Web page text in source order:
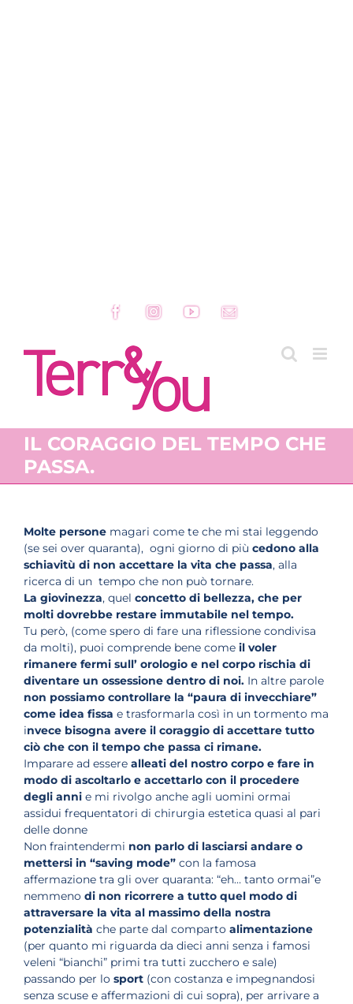
FacebookInstagramYouTubeEmail
IL CORAGGIO DEL TEMPO CHE
PASSA.
Molte persone magari come te che mi stai leggendo
(se sei over quaranta), ogni giorno di più cedono alla
schiavitù di non accettare la vita che passa, alla
ricerca di un tempo che non può tornare.
La giovinezza, quel concetto di bellezza, che per
molti dovrebbe restare immutabile nel tempo.
Tu però, (come spero di fare una riflessione condivisa
da molti), puoi comprende bene come il voler
rimanere fermi sull’ orologio e nel corpo rischia di
diventare un ossessione dentro di noi. In altre parole
non possiamo controllare la “paura di invecchiare”
come idea fissa e trasformarla così in un tormento ma
invece bisogna avere il coraggio di accettare tutto
ciò che con il tempo che passa ci rimane.
Imparare ad essere alleati del nostro corpo e fare in
modo di ascoltarlo e accettarlo con il procedere
degli anni e mi rivolgo anche agli uomini ormai
assidui frequentatori di chirurgia estetica quasi al pari
delle donne
Non fraintendermi non parlo di lasciarsi andare o
mettersi in “saving mode” con la famosa
affermazione tra gli over quaranta: “eh… tanto ormai”e
nemmeno di non ricorrere a tutto quel modo di
attraversare la vita al massimo della nostra
potenzialità che parte dal comparto alimentazione
(per quanto mi riguarda da dieci anni senza i famosi
veleni “bianchi” primi tra tutti zucchero e sale)
passando per lo sport (con costanza e impegnandosi
senza scuse e affermazioni di cui sopra), per arrivare a